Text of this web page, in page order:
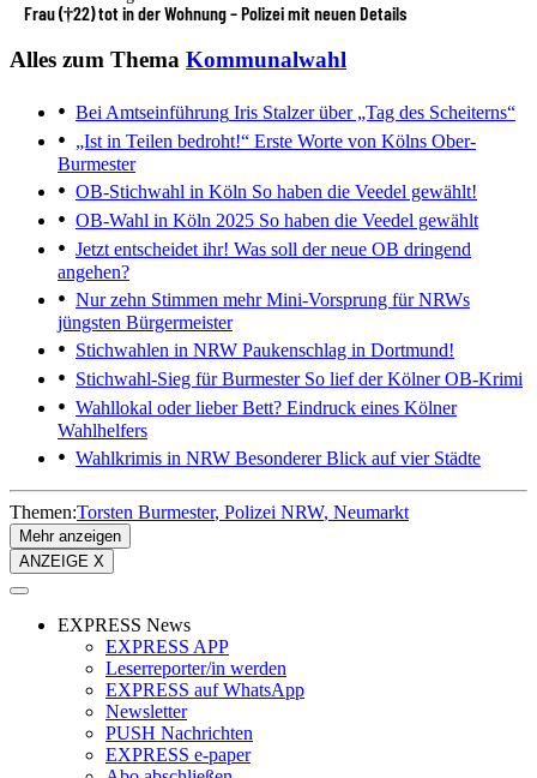
Frau (†22) tot in der Wohnung – Polizei mit neuen Details
Alles zum Thema Kommunalwahl
Bei Amtseinführung Iris Stalzer über „Tag des Scheiterns“
„Ist in Teilen bedroht!“ Erste Worte von Kölns Ober-
Burmester
OB-Stichwahl in Köln So haben die Veedel gewählt!
OB-Wahl in Köln 2025 So haben die Veedel gewählt
Jetzt entscheidet ihr! Was soll der neue OB dringend
angehen?
Nur zehn Stimmen mehrMini-Vorsprung für NRWs
jüngsten Bürgermeister
Stichwahlen in NRW Paukenschlag in Dortmund!
Stichwahl-Sieg für BurmesterSo lief der Kölner OB-Krimi
Wahllokal oder lieber Bett? Eindruck eines Kölner
Wahlhelfers
Wahlkrimis in NRW Besonderer Blick auf vier Städte
Themen:Torsten Burmester Polizei NRW Neumarkt
Mehr anzeigen
ANZEIGE X
EXPRESS News
EXPRESS APP
Leserreporter/in werden
EXPRESS auf WhatsApp
Newsletter
PUSH Nachrichten
EXPRESS e-paper